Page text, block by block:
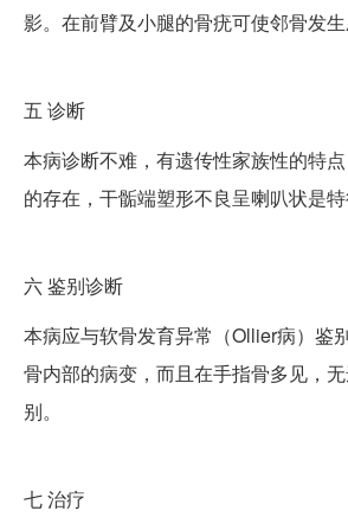
影。在前臂及小腿的骨疣可使邻骨发生
五 诊断
本病诊断不难，有遗传性家族性的特
的存在，干骺端塑形不良呈喇叭状是特
六鉴别诊断
本病应与软骨发育异常（Ollier病）鉴
骨内部的病变，而且在手指骨多见，
别。
七治疗